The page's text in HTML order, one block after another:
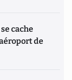
cache
de